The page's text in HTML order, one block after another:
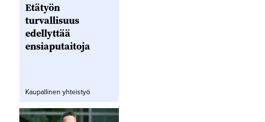
Etätyön
turvallisuus
edellyttää
ensiaputaitoja
Kaupallinen yhteistyö